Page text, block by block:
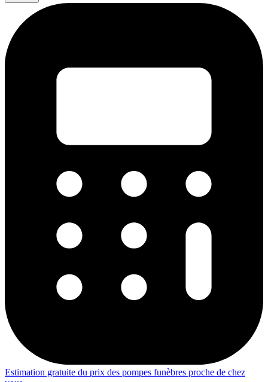
Estimation gratuite du prix des pompes funèbres proche de chez